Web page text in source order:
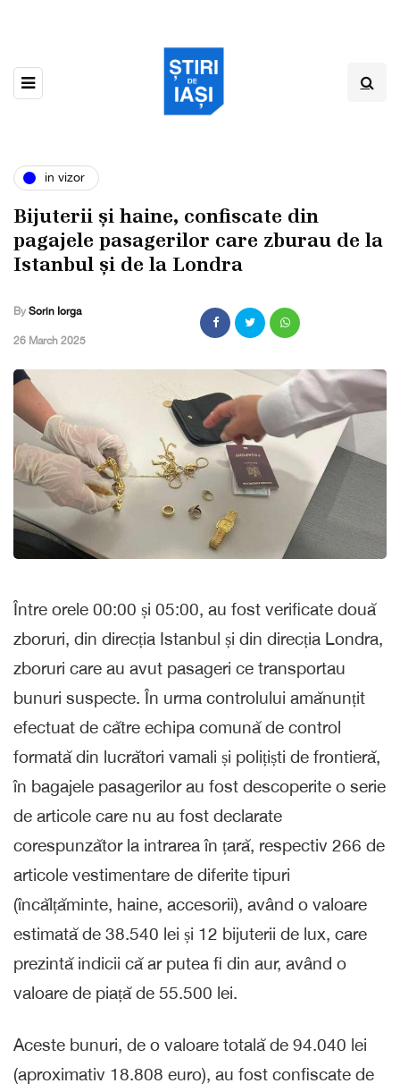
in vizor
Bijuterii și haine, confiscate din
pagajele pasagerilor care zburau de la
Istanbul și de la Londra
By Sorin Iorga
,26 March 2025
Între orele 00:00 și 05:00, au fost verificate două
zboruri, din direcția Istanbul și din direcția Londra,
zboruri care au avut pasageri ce transportau
bunuri suspecte. În urma controlului amănunțit
efectuat de către echipa comună de control
formată din lucrători vamali și polițiști de frontieră,
în bagajele pasagerilor au fost descoperite o serie
de articole care nu au fost declarate
corespunzător la intrarea în țară, respectiv 266 de
articole vestimentare de diferite tipuri
(încălțăminte, haine, accesorii), având o valoare
estimată de 38.540 lei și 12 bijuterii de lux, care
prezintă indicii că ar putea fi din aur, având o
valoare de piață de 55.500 lei.
Aceste bunuri, de o valoare totală de 94.040 lei
(aproximativ 18.808 euro), au fost confiscate de